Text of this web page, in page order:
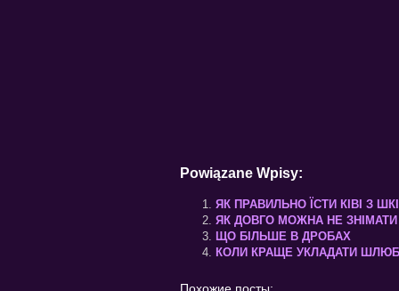
Powiązane Wpisy:
ЯК ПРАВИЛЬНО ЇСТИ КІВІ З
ЯК ДОВГО МОЖНА НЕ ЗНІМАТИ
ЩО БІЛЬШЕ В ДРОБАХ
КОЛИ КРАЩЕ УКЛАДАТИ ШЛЮБ